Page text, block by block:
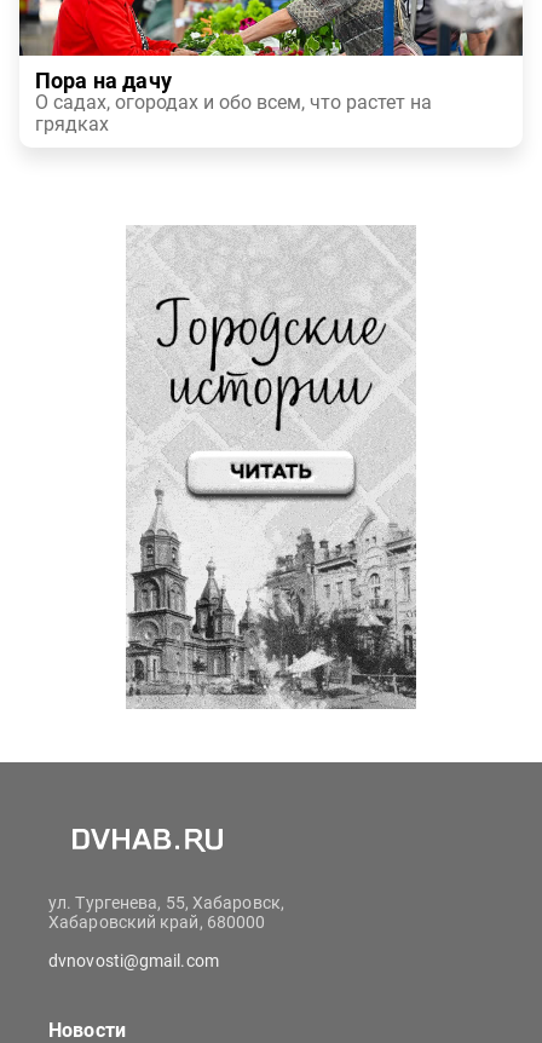
Пора на дачу
О садах, огородах и обо всем, что растет на
грядках
ул. Тургенева, 55, Хабаровск,
Хабаровский край, 680000
dvnovosti@gmail.com
Новости